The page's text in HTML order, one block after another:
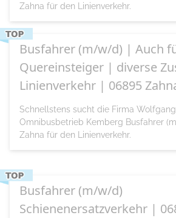
Zahna für den Linienverkehr.
Busfahrer (m/w/d) | Auch
Quereinsteiger | diverse
Linienverkehr | 06895
Schnellstens sucht die Firma
Omnibusbetrieb Kemberg Busfahrer
Zahna für den Linienverkehr.
Busfahrer (m/w/d)
Schienenersatzverkehr |